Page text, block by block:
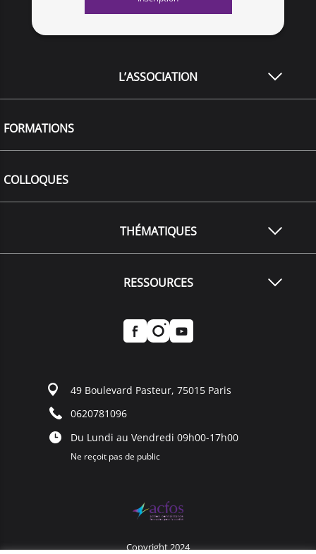
L’ASSOCIATION
FORMATIONS
COLLOQUES
THÉMATIQUES
RESSOURCES
49 Boulevard Pasteur, 75015 Paris
0620781096
Du Lundi au Vendredi 09h00-17h00
Ne reçoit pas de public
Copyright 2024